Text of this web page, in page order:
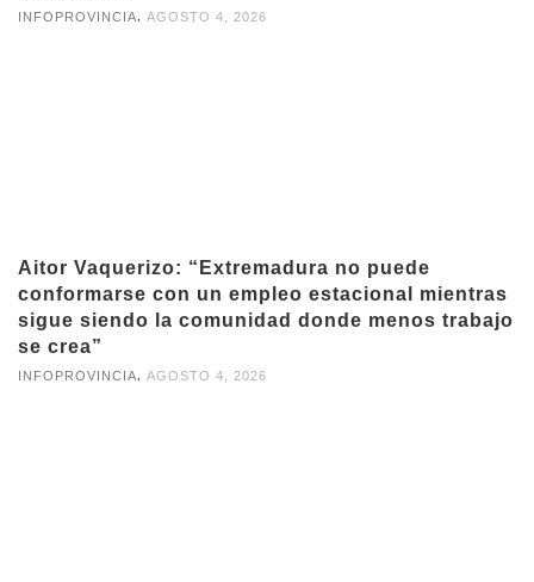
INFOPROVINCIA, AGOSTO 4, 2026
Aitor Vaquerizo: “Extremadura no puede
conformarse con un empleo estacional mientras
sigue siendo la comunidad donde menos trabajo
se crea”
INFOPROVINCIA AGOSTO 4, 2026